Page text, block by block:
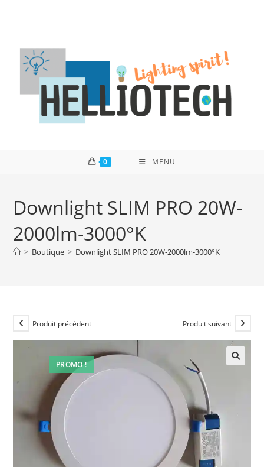
0 MENU
Downlight SLIM PRO 20W-
2000lm-3000°K
> Boutique > Downlight SLIM PRO 20W-2000lm-3000°K
PROMO !
Produit précédent Produit suivant